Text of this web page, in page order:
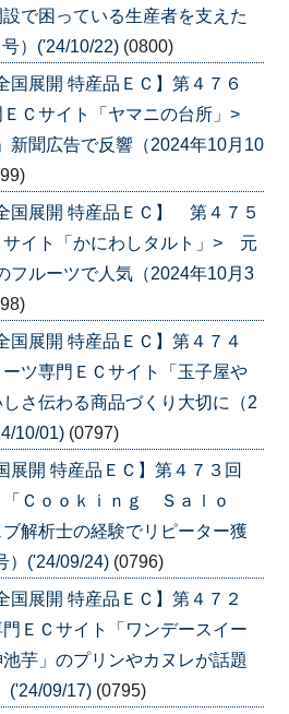
で困っている生産者を支えた
）('24/10/22) (0800)
国展開 特産品ＥＣ】第４７６
Ｃサイト「ヤマニの台所」>
新聞広告で反響（2024年10月10
国展開 特産品ＥＣ】 第４７５
イト「かにわしタルト」> 元
フルーツで人気（2024年10月3
国展開 特産品ＥＣ】第４７４
ツ専門ＥＣサイト「玉子屋や
さ伝わる商品づくり大切に（2
10/01) (0797)
展開 特産品ＥＣ】第４７３回
「Ｃｏｏｋｉｎｇ Ｓａｌｏ
解析士の経験でリピーター獲
）('24/09/24) (0796)
国展開 特産品ＥＣ】第４７２
ＥＣサイト「ワンデースイー
芋」のプリンやカヌレが話題
('24/09/17) (0795)